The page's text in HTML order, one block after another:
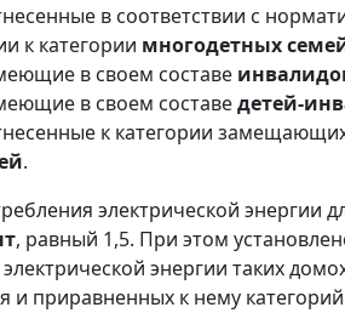
в соответствии с
к категории многодетных
в своем составе
в своем составедетей-
к категории
.
электрической энергии
, равный 1,5. При этом
энергии таких
и приравненных к нему